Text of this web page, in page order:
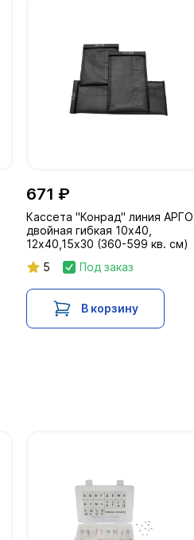
671 ₽
Кассета "Конрад" линия АРГО
двойная гибкая 10х40,
12х40,15х30 (360-599 кв. см)
5
Под заказ
В корзину